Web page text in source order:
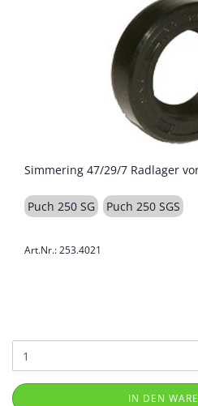
Simmering 47/29/7 Radlager
Puch 250 SG Puch 250 SGS
Art.Nr.: 253.4021
IN DEN